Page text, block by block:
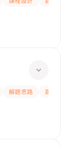
解題思路
題目講解